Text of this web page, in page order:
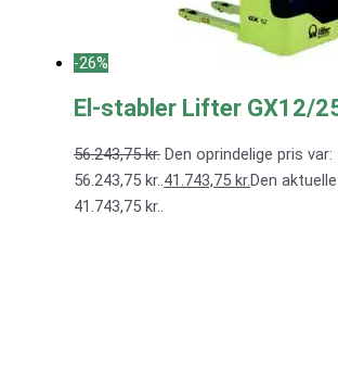
-26%
El-stabler Lifter GX12/
56.243,75kr. Den oprindelige pris var:
56.243,75 kr..41.743,75 kr.Den
41.743,75 kr..